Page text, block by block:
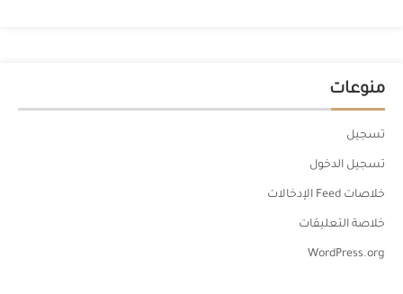
منوعات
تسجيل
تسجيل الدخول
خلاصات Feed الإدخالات
خلاصة التعليقات
WordPress.org